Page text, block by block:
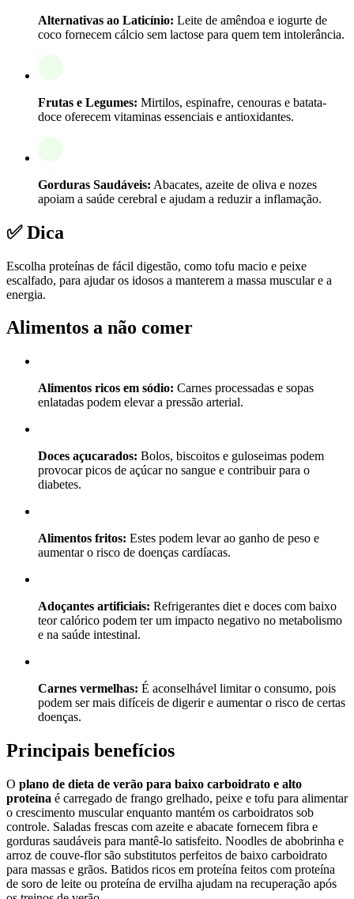
Alternativas ao Laticínio: Leite de amêndoa e iogurte de
coco fornecem cálcio sem lactose para quem tem intolerância.
Frutas e Legumes: Mirtilos, espinafre, cenouras e batata-
doce oferecem vitaminas essenciais e antioxidantes.
Gorduras Saudáveis: Abacates, azeite de oliva e nozes
apoiam a saúde cerebral e ajudam a reduzir a inflamação.
✅ Dica
Escolha proteínas de fácil digestão, como tofu macio e peixe
escalfado, para ajudar os idosos a manterem a massa muscular e a
energia.
Alimentos a não comer
Alimentos ricos em sódio: Carnes processadas e sopas
enlatadas podem elevar a pressão arterial.
Doces açucarados: Bolos, biscoitos e guloseimas podem
provocar picos de açúcar no sangue e contribuir para o
diabetes.
Alimentos fritos: Estes podem levar ao ganho de peso e
aumentar o risco de doenças cardíacas.
Adoçantes artificiais: Refrigerantes diet e doces com baixo
teor calórico podem ter um impacto negativo no metabolismo
e na saúde intestinal.
Carnes vermelhas: É aconselhável limitar o consumo, pois
podem ser mais difíceis de digerir e aumentar o risco de certas
doenças.
Principais benefícios
O plano de dieta de verão para baixo carboidrato e alto
proteína é carregado de frango grelhado, peixe e tofu para alimentar
o crescimento muscular enquanto mantém os carboidratos sob
controle. Saladas frescas com azeite e abacate fornecem fibra e
gorduras saudáveis para mantê-lo satisfeito. Noodles de abobrinha e
arroz de couve-flor são substitutos perfeitos de baixo carboidrato
para massas e grãos. Batidos ricos em proteína feitos com proteína
de soro de leite ou proteína de ervilha ajudam na recuperação após